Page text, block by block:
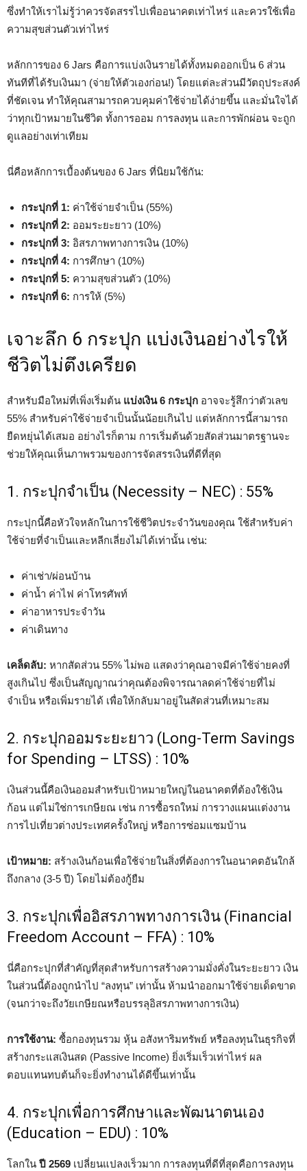
ซึ่งทำให้เราไม่รู้ว่าควรจัดสรรไปเพื่ออนาคตเท่าไหร่ และควรใช้เพื่อ
ความสุขส่วนตัวเท่าไหร่
หลักการของ 6 Jars คือการแบ่งเงินรายได้ทั้งหมดออกเป็น 6 ส่วน
ทันทีที่ได้รับเงินมา (จ่ายให้ตัวเองก่อน!) โดยแต่ละส่วนมีวัตถุประสงค์
ที่ชัดเจน ทำให้คุณสามารถควบคุมค่าใช้จ่ายได้ง่ายขึ้น และมั่นใจได้
ว่าทุกเป้าหมายในชีวิต ทั้งการออม การลงทุน และการพักผ่อน จะถูก
ดูแลอย่างเท่าเทียม
นี่คือหลักการเบื้องต้นของ 6 Jars ที่นิยมใช้กัน:
กระปุกที่ 1: ค่าใช้จ่ายจำเป็น (55%)
กระปุกที่ 2: ออมระยะยาว (10%)
กระปุกที่ 3: อิสรภาพทางการเงิน (10%)
กระปุกที่ 4: การศึกษา (10%)
กระปุกที่ 5: ความสุขส่วนตัว (10%)
กระปุกที่ 6: การให้ (5%)
เจาะลึก 6 กระปุก แบ่งเงินอย่างไรให้
ชีวิตไม่ตึงเครียด
สำหรับมือใหม่ที่เพิ่งเริ่มต้น แบ่งเงิน 6 กระปุก อาจจะรู้สึกว่าตัวเลข
55% สำหรับค่าใช้จ่ายจำเป็นนั้นน้อยเกินไป แต่หลักการนี้สามารถ
ยืดหยุ่นได้เสมอ อย่างไรก็ตาม การเริ่มต้นด้วยสัดส่วนมาตรฐานจะ
ช่วยให้คุณเห็นภาพรวมของการจัดสรรเงินที่ดีที่สุด
1. กระปุกจำเป็น (Necessity – NEC) : 55%
กระปุกนี้คือหัวใจหลักในการใช้ชีวิตประจำวันของคุณ ใช้สำหรับค่า
ใช้จ่ายที่จำเป็นและหลีกเลี่ยงไม่ได้เท่านั้น เช่น:
ค่าเช่า/ผ่อนบ้าน
ค่าน้ำ ค่าไฟ ค่าโทรศัพท์
ค่าอาหารประจำวัน
ค่าเดินทาง
เคล็ดลับ: หากสัดส่วน 55% ไม่พอ แสดงว่าคุณอาจมีค่าใช้จ่ายคงที่
สูงเกินไป ซึ่งเป็นสัญญาณว่าคุณต้องพิจารณาลดค่าใช้จ่ายที่ไม่
จำเป็น หรือเพิ่มรายได้ เพื่อให้กลับมาอยู่ในสัดส่วนที่เหมาะสม
2. กระปุกออมระยะยาว (Long-Term Savings
for Spending – LTSS) : 10%
เงินส่วนนี้คือเงินออมสำหรับเป้าหมายใหญ่ในอนาคตที่ต้องใช้เงิน
ก้อน แต่ไม่ใช่การเกษียณ เช่น การซื้อรถใหม่ การวางแผนแต่งงาน
การไปเที่ยวต่างประเทศครั้งใหญ่ หรือการซ่อมแซมบ้าน
เป้าหมาย: สร้างเงินก้อนเพื่อใช้จ่ายในสิ่งที่ต้องการในอนาคตอันใกล้
ถึงกลาง (3-5 ปี) โดยไม่ต้องกู้ยืม
3. กระปุกเพื่ออิสรภาพทางการเงิน (Financial
Freedom Account – FFA) : 10%
นี่คือกระปุกที่สำคัญที่สุดสำหรับการสร้างความมั่งคั่งในระยะยาว เงิน
ในส่วนนี้ต้องถูกนำไป “ลงทุน” เท่านั้น ห้ามนำออกมาใช้จ่ายเด็ดขาด
(จนกว่าจะถึงวัยเกษียณหรือบรรลุอิสรภาพทางการเงิน)
การใช้งาน: ซื้อกองทุนรวม หุ้น อสังหาริมทรัพย์ หรือลงทุนในธุรกิจที่
สร้างกระแสเงินสด (Passive Income) ยิ่งเริ่มเร็วเท่าไหร่ ผล
ตอบแทนทบต้นก็จะยิ่งทำงานได้ดีขึ้นเท่านั้น
4. กระปุกเพื่อการศึกษาและพัฒนาตนเอง
(Education – EDU) : 10%
โลกใน ปี 2569 เปลี่ยนแปลงเร็วมาก การลงทุนที่ดีที่สุดคือการลงทุน